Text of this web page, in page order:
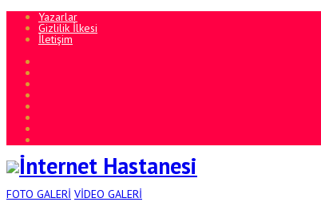
Yazarlar
Gizlilik İlkesi
İletişim
FOTO GALERİ VİDEO GALERİ